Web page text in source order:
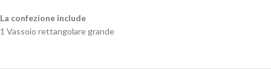
La confezione include
1 Vassoio rettangolare grande